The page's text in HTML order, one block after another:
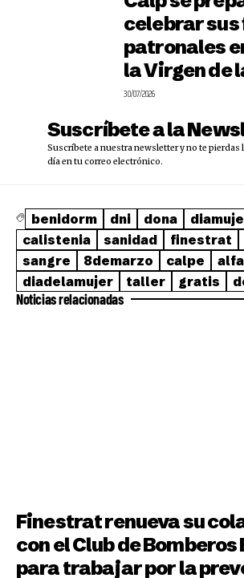
celebrar
patronales
la Virgen de
30/07/2026
Suscríbete a la
Suscríbete a nuestra newsletter y no te pierdas
día en tu correo electrónico.
benidorm dni dona
calistenia
sanidad finestrat
sangre
8demarzo calpe
diadelamujer
taller gratis
Noticias relacionadas
Finestrat renueva su
con el Club de
para trabajar por la